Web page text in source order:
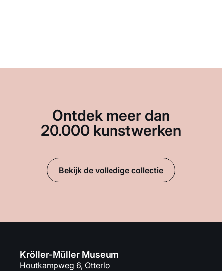
Ontdek meer dan
20.000 kunstwerken
Bekijk de volledige collectie
Kröller-Müller Museum
Houtkampweg 6, Otterlo